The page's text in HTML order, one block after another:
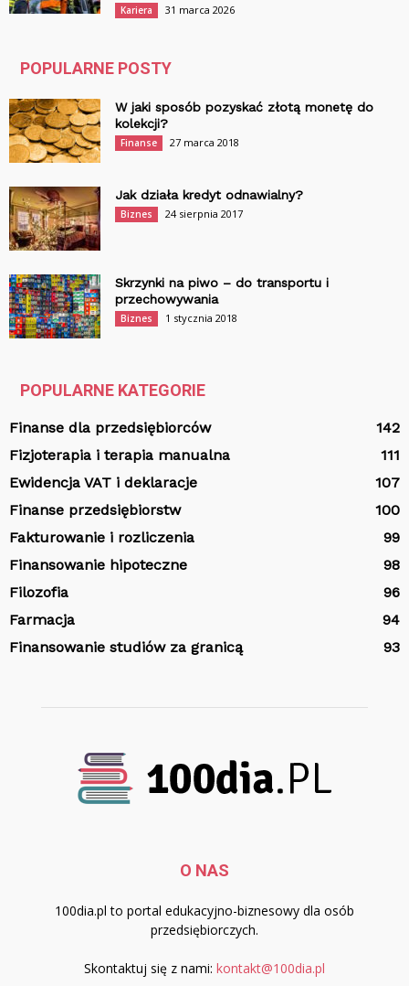
Kariera 31 marca 2026
POPULARNE POSTY
W jaki sposób pozyskać złotą monetę do
kolekcji?
Finanse 27 marca 2018
Jak działa kredyt odnawialny?
Biznes 24 sierpnia 2017
Skrzynki na piwo – do transportu i
przechowywania
Biznes 1 stycznia 2018
POPULARNE KATEGORIE
Finanse dla przedsiębiorców
142
Fizjoterapia i terapia manualna
111
Ewidencja VAT i deklaracje
107
Finanse przedsiębiorstw
100
Fakturowanie i rozliczenia
99
Finansowanie hipoteczne
98
Filozofia
96
Farmacja
94
Finansowanie studiów za granicą
93
O NAS
100dia.pl to portal edukacyjno-biznesowy dla osób
przedsiębiorczych.
Skontaktuj się z nami: kontakt@100dia.pl